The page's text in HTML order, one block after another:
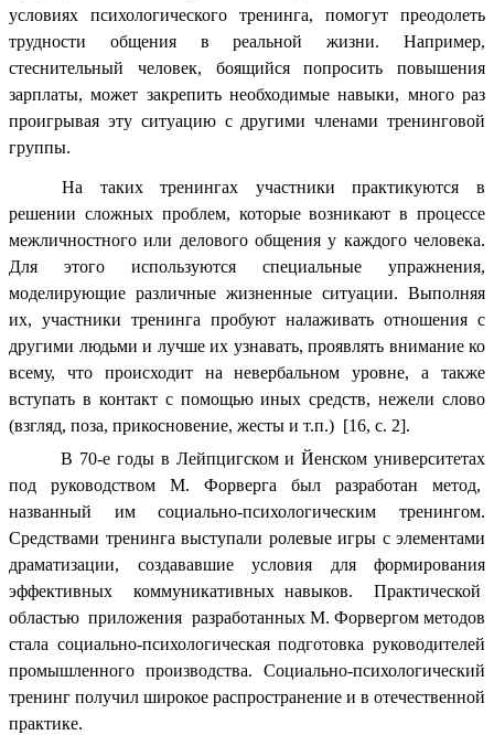
условиях психологического тренинга, помогут преодолеть
трудности общения в реальной жизни. Например,
стеснительный человек, боящийся попросить повышения
зарплаты, может закрепить необходимые навыки, много раз
проигрывая эту ситуацию с другими членами тренинговой
группы.
На таких тренингах участники практикуются в
решении сложных проблем, которые возникают в процессе
межличностного или делового общения у каждого человека.
Для этого используются специальные упражнения,
моделирующие различные жизненные ситуации. Выполняя
их, участники тренинга пробуют налаживать отношения с
другими людьми и лучше их узнавать, проявлять внимание ко
всему, что происходит на невербальном уровне, а также
вступать в контакт с помощью иных средств, нежели слово
(взгляд, поза, прикосновение, жесты и т.п.) [16, с. 2].
В 70-е годы в Лейпцигском и Йенском университетах
под руководством М. Форверга был разработан метод,
названный им социально-психологическим тренингом.
Средствами тренинга выступали ролевые игры с элементами
драматизации, создававшие условия для формирования
эффективных коммуникативных навыков. Практической
областью приложения разработанных М. Форвергом методов
стала социально-психологическая подготовка руководителей
промышленного производства. Социально-психологический
тренинг получил широкое распространение и в отечественной
практике.